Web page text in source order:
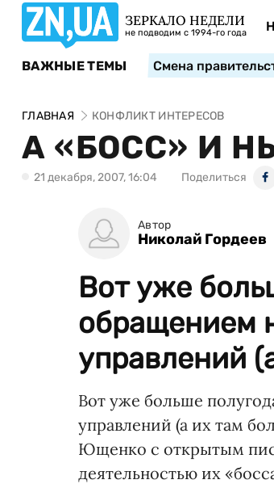
ЗЕРКАЛО НЕДЕЛИ
не подводим с 1994-го года
ВАЖНЫЕ ТЕМЫ Смена
ГЛАВНАЯ КОНФЛИКТ ИНТЕРЕСОВ
А «БОСС» И
21 декабря, 2007, 16:04 Поделиться
Автор
Николай Гордеев
Вот уже
обращением
управлений
Вот уже больше
управлений (а их там
Ющенко с открытым
деятельностью их